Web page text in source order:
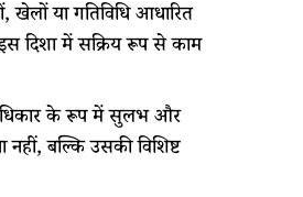
या गतिविधि आधारित
दिशा में सक्रिय रूप से काम
के रूप में सुलभ और
बल्कि उसकी विशिष्ट